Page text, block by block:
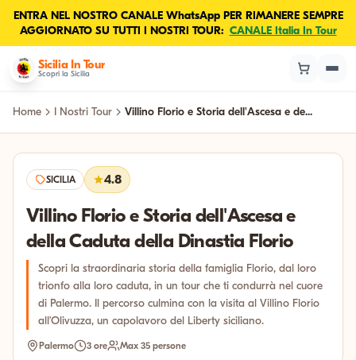
ENTRA NEL NOSTRO CANALE WhatsApp PER RIMANERE SEMPRE
AGGIORNATO SU TUTTI I NOSTRI TOUR: CANALE Italia In Tour
Sicilia In Tour
Scopri la Sicilia
Home I Nostri Tour Villino Florio e Storia dell'Ascesa e de...
SICILIA 4.8
Villino Florio e Storia dell'Ascesa e
della Caduta della Dinastia Florio
Scopri la straordinaria storia della famiglia Florio, dal loro
trionfo alla loro caduta, in un tour che ti condurrà nel cuore
di Palermo. Il percorso culmina con la visita al Villino Florio
all’Olivuzza, un capolavoro del Liberty siciliano.
Palermo 3 ore Max 35 persone